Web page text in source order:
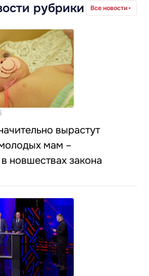
рубрики Все новости
вырастут
мам –
новшествах закона